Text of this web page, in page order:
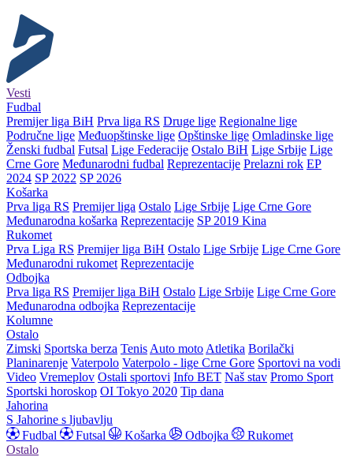
Vesti
Fudbal
Premijer liga BiH Prva liga RS Druge lige Regionalne lige
Područne lige Međuopštinske lige Opštinske lige Omladinske lige
Ženski fudbal Futsal Lige Federacije Ostalo BiH Lige Srbije Lige
Crne Gore Međunarodni fudbal Reprezentacije Prelazni rok EP
2024 SP 2022 SP 2026
Košarka
Prva liga RS Premijer liga Ostalo Lige Srbije Lige Crne Gore
Međunarodna košarka Reprezentacije SP 2019 Kina
Rukomet
Prva Liga RS Premijer liga BiH Ostalo Lige Srbije Lige Crne Gore
Međunarodni rukomet Reprezentacije
Odbojka
Prva liga RS Premijer liga BiH Ostalo Lige Srbije Lige Crne Gore
Međunarodna odbojka Reprezentacije
Kolumne
Ostalo
Zimski Sportska berza Tenis Auto moto Atletika Borilački
Planinarenje Vaterpolo Vaterpolo - lige Crne Gore Sportovi na vodi
Video Vremeplov Ostali sportovi Info BET Naš stav Promo Sport
Sportski horoskop OI Tokyo 2020 Tip dana
Jahorina
S Jahorine s ljubavlju
Fudbal
Futsal Košarka Odbojka
Rukomet
Ostalo